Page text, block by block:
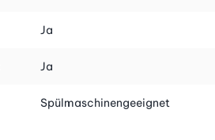
Ja
Ja
Spülmaschinengeeignet